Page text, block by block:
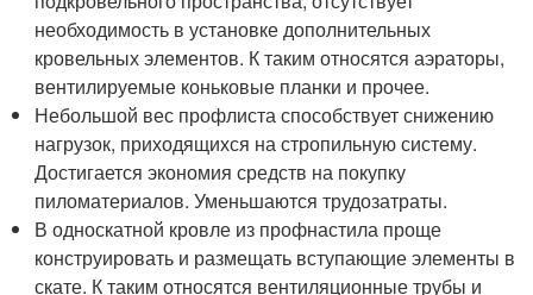
необходимость в установке дополнительных
кровельных элементов. К таким относятся аэраторы,
вентилируемые коньковые планки и прочее.
Небольшой вес профлиста способствует снижению
нагрузок, приходящихся на стропильную систему.
Достигается экономия средств на покупку
пиломатериалов. Уменьшаются трудозатраты.
В односкатной кровле из профнастила проще
конструировать и размещать вступающие элементы в
скате. К таким относятся вентиляционные трубы и